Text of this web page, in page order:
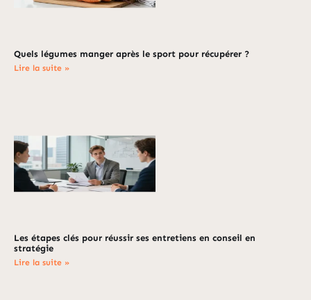
Quels légumes manger après le sport pour récupérer ?
Lire la suite »
Les étapes clés pour réussir ses entretiens en conseil en
stratégie
Lire la suite »